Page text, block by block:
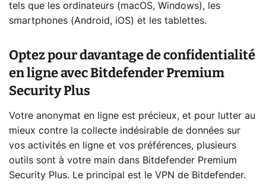
tels que les ordinateurs (macOS, Windows), les
smartphones (Android, iOS) et les tablettes.
Optez pour davantage de confidentialité
en ligne avec Bitdefender Premium
Security Plus
Votre anonymat en ligne est précieux, et pour lutter au
mieux contre la collecte indésirable de données sur
vos activités en ligne et vos préférences, plusieurs
outils sont à votre main dans Bitdefender Premium
Security Plus. Le principal est le VPN de Bitdefender.